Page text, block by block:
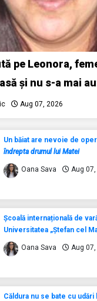
pe Leonora,
și nu s-a mai
Aug 07, 2026
Un băiat are nevoie de
îndrepta drumul lui Matei
Oana Sava Aug
Școală internațională de
Universitatea „Ștefan cel
Oana Sava Aug
Căldura nu se bate cu